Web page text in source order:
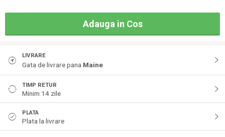
Adauga in Cos
LIVRARE
Gata de livrare pana Maine
TIMP RETUR
Minim 14 zile
PLATA
Plata la livrare